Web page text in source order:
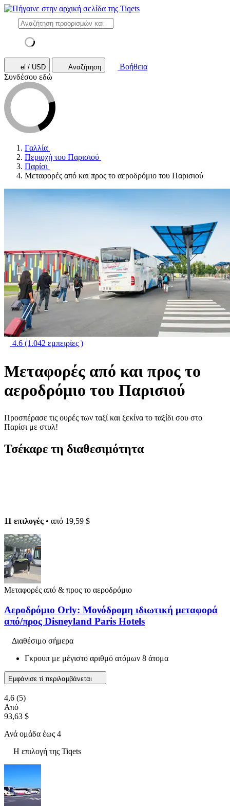
el / USD Αναζήτηση
Βοήθεια
Συνδέσου εδώ
Γαλλία
Περιοχή του Παρισιού
Παρίσι
Μεταφορές από και προς το αεροδρόμιο του Παρισιού
4.6 (1.042 εμπειρίες )
Μεταφορές από και προς το
αεροδρόμιο του Παρισιού
Προσπέρασε τις ουρές των ταξί και ξεκίνα το ταξίδι σου στο
Παρίσι με στυλ!
Τσέκαρε τη διαθεσιμότητα
11 επιλογές • από 19,59 $
Μεταφορές από & προς το αεροδρόμιο
Αεροδρόμιο Orly: Μονόδρομη ιδιωτική μεταφορά
από/προς Disneyland Paris Hotels
Διαθέσιμο σήμερα
Γκρουπ με μέγιστο αριθμό ατόμων 8 άτομα
Εμφάνισε τί περιλαμβάνεται
4,6 (5)
Από
93,63 $
Ανά ομάδα έως 4
Η επιλογή της Tiqets